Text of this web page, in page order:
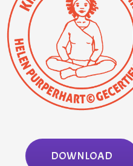
DOWNLOAD